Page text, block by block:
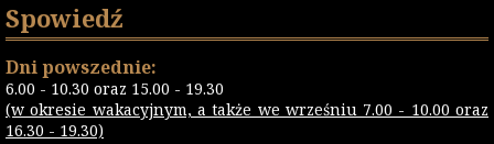
Spowiedź
Dni powszednie:
6.00 - 10.30 oraz 15.00 - 19.30
(w okresie wakacyjnym, a także we wrześniu 7.00 - 10.00 oraz
16.30 - 19.30)